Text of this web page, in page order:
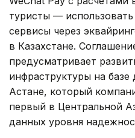
туристы —
сервисы через
в Казахстане.
предусматривает
инфраструктуры на базе
Астане, который
первый в Центральной
данных уровня